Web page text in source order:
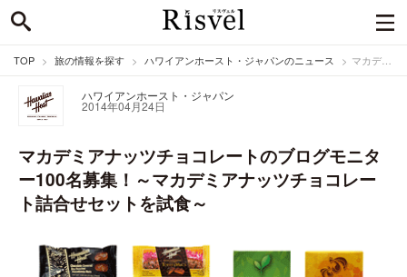
TOP 旅の情報を探す ハワイアンホースト・ジャパンのニュース マカデミアナッツチョコレートのブログモニター100名募集！～マカデミアナッツチョコレート詰合せセットを試食～
ハワイアンホースト・ジャパン
2014年04月24日
マカデミアナッツチョコレートのブログモニタ
ー100名募集！～マカデミアナッツチョコレー
ト詰合せセットを試食～